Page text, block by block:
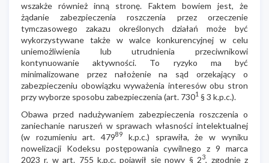
wszakże również inną stronę. Faktem bowiem jest, że
żądanie zabezpieczenia roszczenia przez orzeczenie
tymczasowego zakazu określonych działań może być
wykorzystywane także w walce konkurencyjnej w celu
uniemożliwienia lub utrudnienia przeciwnikowi
kontynuowanie aktywności. To ryzyko ma być
minimalizowane przez nałożenie na sąd orzekający o
zabezpieczeniu obowiązku wyważenia interesów obu stron
przy wyborze sposobu zabezpieczenia (art. 7301 § 3 k.p.c.).
Obawa przed nadużywaniem zabezpieczenia roszczenia o
zaniechanie naruszeń w sprawach własności intelektualnej
(w rozumieniu art. 47989
k.p.c.) sprawiła, że w wyniku
nowelizacji Kodeksu postępowania cywilnego z 9 marca
2023 r. w art. 755 k.p.c. pojawił się nowy § 23, zgodnie z